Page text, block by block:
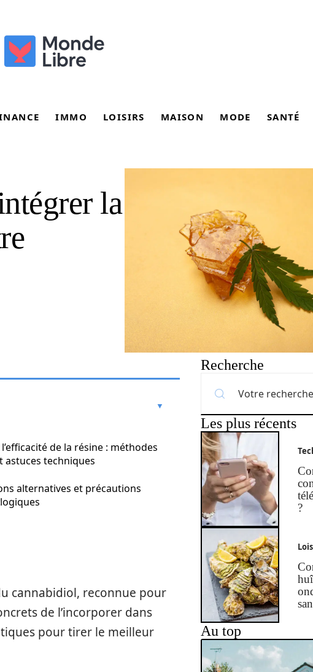
IMMO LOISIRS MAISON MODE SANTÉ
la
de la résine : méthodes
astuces techniques
alternatives et précautions
cannabidiol, reconnue pour
de l’incorporer dans
pour tirer le meilleur
Recherche
Les plus récents
?
Au top